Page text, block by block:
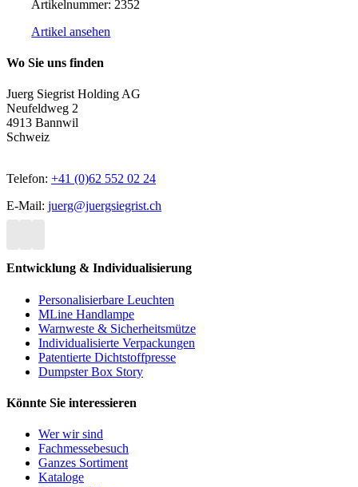
Artikelnummer: 2352
Artikel ansehen
Wo Sie uns finden
Juerg Siegrist Holding AG
Neufeldweg 2
4913 Bannwil
Schweiz
Telefon: +41 (0)62 552 02 24
E-Mail: juerg@juergsiegrist.ch
Entwicklung & Individualisierung
Personalisierbare Leuchten
MLine Handlampe
Warnweste & Sicherheitsmütze
Individualisierte Verpackungen
Patentierte Dichtstoffpresse
Dumpster Box Story
Könnte Sie interessieren
Wer wir sind
Fachmessebesuch
Ganzes Sortiment
Kataloge